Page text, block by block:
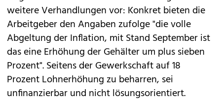
weitere Verhandlungen vor: Konkret bieten die
Arbeitgeber den Angaben zufolge "die volle
Abgeltung der Inflation, mit Stand September ist
das eine Erhöhung der Gehälter um plus sieben
Prozent". Seitens der Gewerkschaft auf 18
Prozent Lohnerhöhung zu beharren, sei
unfinanzierbar und nicht lösungsorientiert.